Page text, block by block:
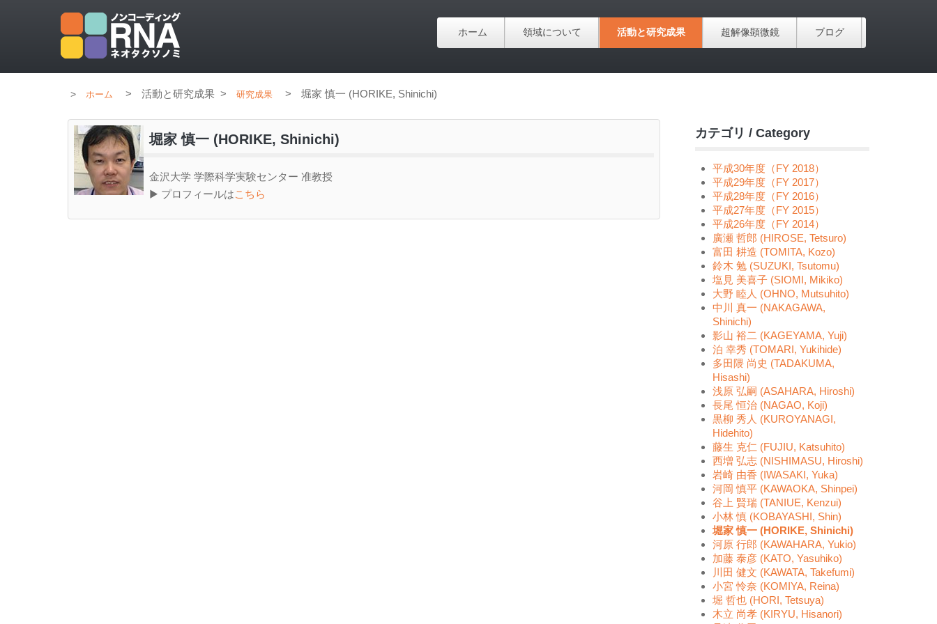
ホーム 領域について 活動と研究成果 超解像顕微鏡 ブログ
ホーム > 活動と研究成果 > 研究成果 > 堀家 慎一 (HORIKE, Shinichi)
堀家 慎一 (HORIKE, Shinichi)
金沢大学 学際科学実験センター 准教授
▶ プロフィールはこちら
カテゴリ / Category
平成30年度（FY 2018）
平成29年度（FY 2017）
平成28年度（FY 2016）
平成27年度（FY 2015）
平成26年度（FY 2014）
廣瀬 哲郎 (HIROSE, Tetsuro)
富田 耕造 (TOMITA, Kozo)
鈴木 勉 (SUZUKI, Tsutomu)
塩見 美喜子 (SIOMI, Mikiko)
大野 睦人 (OHNO, Mutsuhito)
中川 真一 (NAKAGAWA,
Shinichi)
影山 裕二 (KAGEYAMA, Yuji)
泊 幸秀 (TOMARI, Yukihide)
多田隈 尚史 (TADAKUMA,
Hisashi)
浅原 弘嗣 (ASAHARA, Hiroshi)
長尾 恒治 (NAGAO, Koji)
黒柳 秀人 (KUROYANAGI,
Hidehito)
藤生 克仁 (FUJIU, Katsuhito)
西増 弘志 (NISHIMASU, Hiroshi)
岩崎 由香 (IWASAKI, Yuka)
河岡 慎平 (KAWAOKA, Shinpei)
谷上 賢瑞 (TANIUE, Kenzui)
小林 慎 (KOBAYASHI, Shin)
堀家 慎一 (HORIKE, Shinichi)
河原 行郎 (KAWAHARA, Yukio)
加藤 泰彦 (KATO, Yasuhiko)
川田 健文 (KAWATA, Takefumi)
小宮 怜奈 (KOMIYA, Reina)
堀 哲也 (HORI, Tetsuya)
木立 尚孝 (KIRYU, Hisanori)